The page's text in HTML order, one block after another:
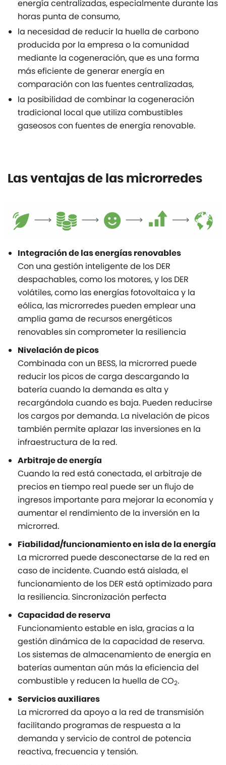
energía centralizadas, especialmente durante las
horas punta de consumo,
la necesidad de reducir la huella de carbono
producida por la empresa o la comunidad
mediante la cogeneración, que es una forma
más eficiente de generar energía en
comparación con las fuentes centralizadas,
la posibilidad de combinar la cogeneración
tradicional local que utiliza combustibles
gaseosos con fuentes de energía renovable.
Las ventajas de las microrredes
Integración de las energías renovables
Con una gestión inteligente de los DER
despachables, como los motores, y los DER
volátiles, como las energías fotovoltaica y la
eólica, las microrredes pueden emplear una
amplia gama de recursos energéticos
renovables sin comprometer la resiliencia
Nivelación de picos
Combinada con un BESS, la microrred puede
reducir los picos de carga descargando la
batería cuando la demanda es alta y
recargándola cuando es baja. Pueden reducirse
los cargos por demanda. La nivelación de picos
también permite aplazar las inversiones en la
infraestructura de la red.
Arbitraje de energía
Cuando la red está conectada, el arbitraje de
precios en tiempo real puede ser un flujo de
ingresos importante para mejorar la economía y
aumentar el rendimiento de la inversión en la
microrred.
Fiabilidad/funcionamiento en isla de la energía
La microrred puede desconectarse de la red en
caso de incidente. Cuando está aislada, el
funcionamiento de los DER está optimizado para
la resiliencia. Sincronización perfecta
Capacidad de reserva
Funcionamiento estable en isla, gracias a la
gestión dinámica de la capacidad de reserva.
Los sistemas de almacenamiento de energía en
baterías aumentan aún más la eficiencia del
combustible y reducen la huella de CO2.
Servicios auxiliares
La microrred da apoyo a la red de transmisión
facilitando programas de respuesta a la
demanda y servicio de control de potencia
reactiva, frecuencia y tensión.